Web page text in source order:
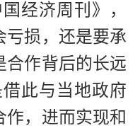
经济周刊》，
亏损，还是要承
合作背后的长远
此与当地政府
，进而实现和